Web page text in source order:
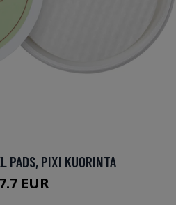
PADS, PIXI KUORINTA
EUR